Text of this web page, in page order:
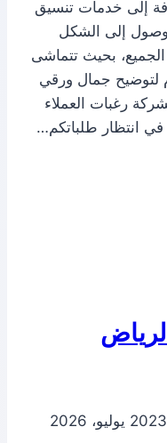
إلى خدمات تنسيق
إلى الشكل
الجميع، بحيث تتماشى
لتوضيح جمال ورقي
رغبات العملاء
انتظار طلباتكم…